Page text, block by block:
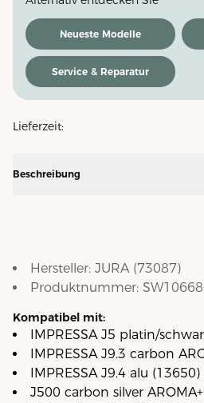
Neueste Modelle
Service & Reparatur
Lieferzeit:
Beschreibung
Hersteller: JURA(73087)
Produktnummer: SW10668
Kompatibel mit:
IMPRESSA J5 platin/
IMPRESSA J9.3 carbon
IMPRESSA J9.4 alu (13650)
J500 carbon silver